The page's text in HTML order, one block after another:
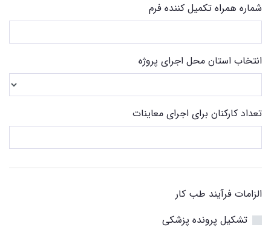
شماره همراه تکمیل کننده فرم
انتخاب استان محل اجرای پروژه
تعداد کارکنان برای اجرای معاینات
الزامات فرآیند طب کار
تشکیل پرونده پزشکی